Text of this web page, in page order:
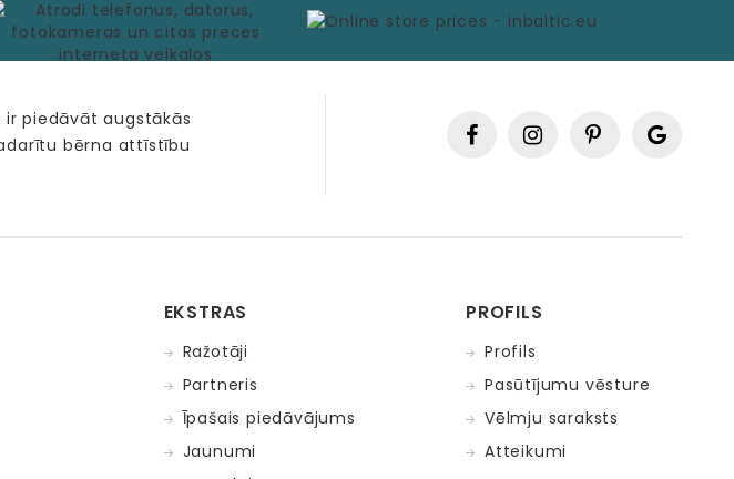
ir piedāvāt augstākās
bērna attīstību
EKSTRAS
Ražotāji
Partneris
Īpašais piedāvājums
Jaunumi
PROFILS
Profils
Pasūtījumu vēsture
Vēlmju saraksts
Atteikumi